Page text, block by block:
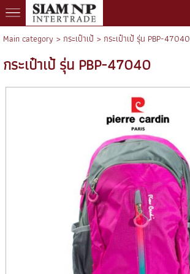
Main category >กระเป๋าเป้> กระเป๋าเป้ รุ่น PBP-47040
กระเป๋าเป้ รุ่น PBP-47040